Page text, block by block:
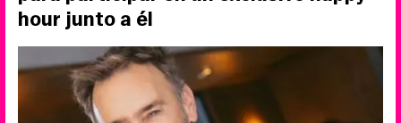
hour junto a él